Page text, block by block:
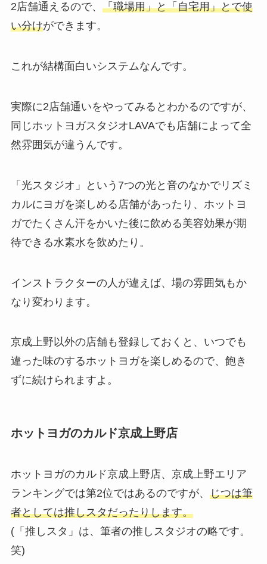
2店舗通えるので、 「職場用」と「自宅用」とで使
い分けができます。
これが結構面白いシステムなんです。
実際に2店舗通いをやってみるとわかるのですが、
同じホットヨガスタジオLAVAでも店舗によって全
然雰囲気が違うんです。
「光スタジオ」
という7つの光と音のなかでリズミ
カルにヨガを楽しめる店舗があったり、ホットヨ
ガでたくさん汗をかいた後に飲める美容効果が期
待できる水素水を飲めたり。
インストラクターの人が違えば、場の雰囲気もか
なり変わります。
京成上野以外の店舗も登録しておくと、いつでも
違った味のするホットヨガを楽しめるので、飽き
ずに続けられますよ。
ホットヨガのカルド京成上野店
ホットヨガのカルド京成上野店、京成上野エリア
ランキングでは第2位ではあるのですが、 じつは筆
者としては推しスタだったりします。
(「推しスタ」は、筆者の推しスタジオの略です。
笑)